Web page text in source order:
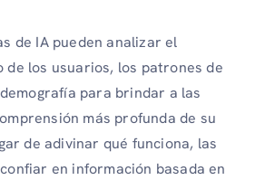
de IA pueden analizar el
de los usuarios, los patrones de
para brindar a las
más profunda de su
de adivinar qué funciona, las
en información basada en